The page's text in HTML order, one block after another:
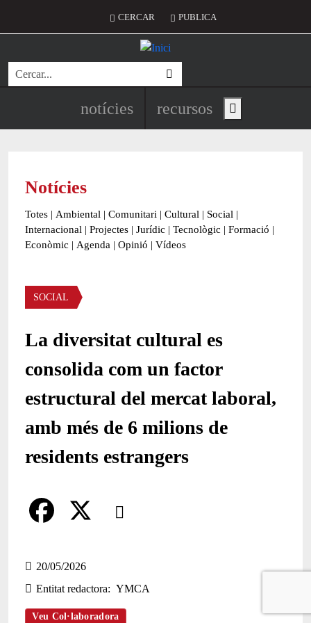
Menú del compte d'usuari
CERCAR PUBLICA
Cerca
Navegació principal de
notícies recursos Show main menu
Notícies
Totes | Ambiental | Comunitari | Cultural | Social |
Internacional | Projectes | Jurídic | Tecnològic | Formació |
Econòmic | Agenda | Opinió | Vídeos
Àmbit de la notícia
SOCIAL
La diversitat cultural es
consolida com un factor
estructural del mercat laboral,
amb més de 6 milions de
residents estrangers
Comparteix
a
c
e
20/05/2026
Entitat redactora
YMCA
Veu Col·laboradora